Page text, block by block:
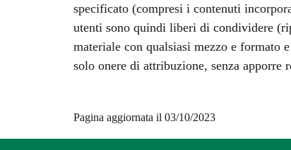
specificato (compresi i contenuti
utenti sono quindi liberi di condividere
materiale con qualsiasi mezzo e formato
solo onere di attribuzione, senza apporre
Pagina aggiornata il 03/10/2023